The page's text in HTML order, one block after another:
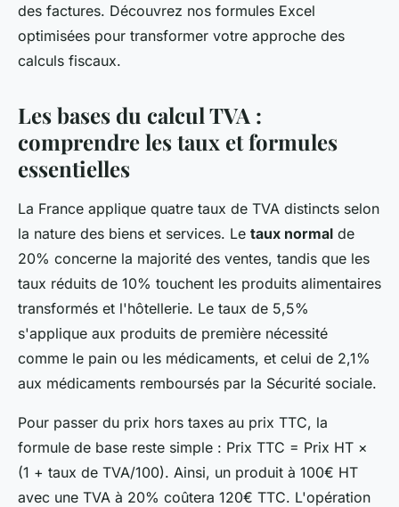
des factures. Découvrez nos formules Excel
optimisées pour transformer votre approche des
calculs fiscaux.
Les bases du calcul TVA :
comprendre les taux et formules
essentielles
La France applique quatre taux de TVA distincts selon
la nature des biens et services. Le taux normal de
20% concerne la majorité des ventes, tandis que les
taux réduits de 10% touchent les produits alimentaires
transformés et l'hôtellerie. Le taux de 5,5%
s'applique aux produits de première nécessité
comme le pain ou les médicaments, et celui de 2,1%
aux médicaments remboursés par la Sécurité sociale.
Pour passer du prix hors taxes au prix TTC, la
formule de base reste simple : Prix TTC = Prix HT ×
(1 + taux de TVA/100). Ainsi, un produit à 100€ HT
avec une TVA à 20% coûtera 120€ TTC. L'opération